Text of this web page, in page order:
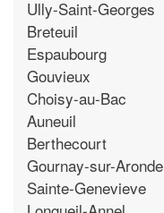
Ully-Saint-Georges
Breteuil
Espaubourg
Gouvieux
Choisy-au-Bac
Auneuil
Berthecourt
Gournay-sur-Aronde
Sainte-Genevieve